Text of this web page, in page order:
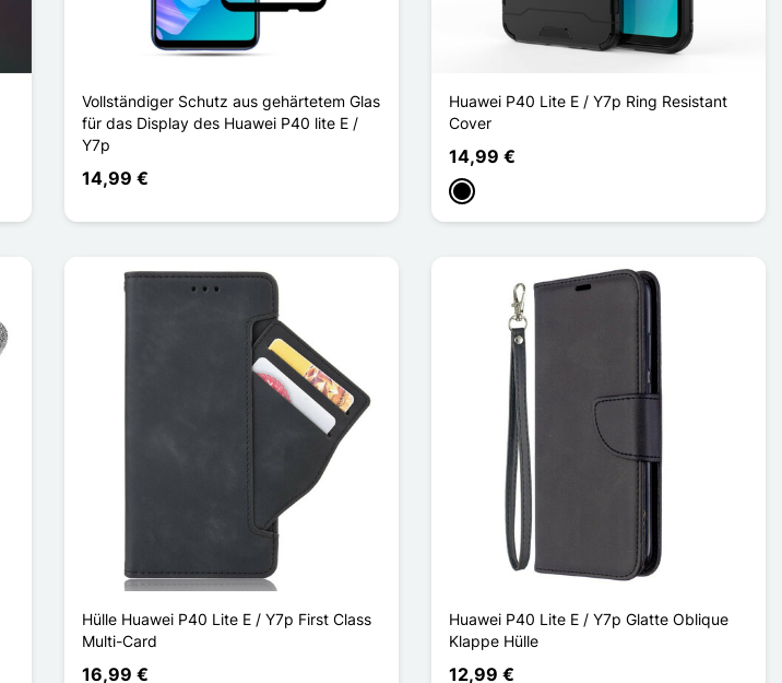
Vollständiger Schutz aus gehärtetem Glas
für das Display des Huawei P40 lite E /
Y7p
14,99 €
Huawei P40 Lite E / Y7p Ring Resistant
Cover
14,99 €
Schwarz
Hülle Huawei P40 Lite E / Y7p First Class
Multi-Card
16,99 €
Huawei P40 Lite E / Y7p Glatte Oblique
Klappe Hülle
12,99 €